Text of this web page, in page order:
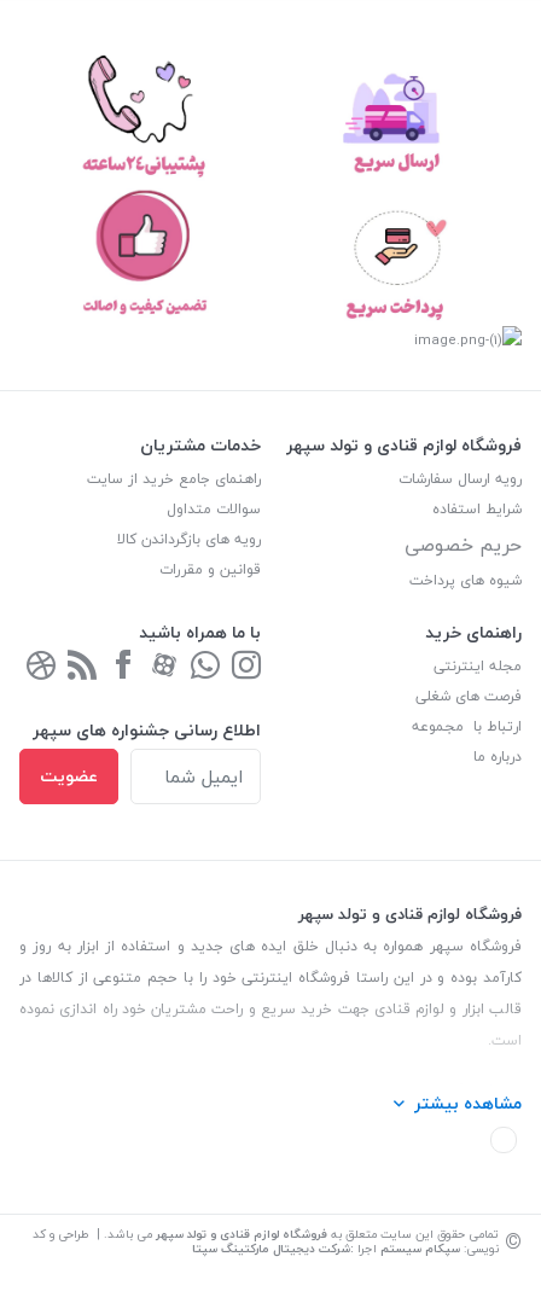
فروشگاه لوازم قنادی و تولد سپهر
رویه ارسال سفارشات
شرایط استفاده
حریم خصوصی
شیوه های پرداخت
خدمات مشتریان
راهنمای جامع خرید از سایت
سوالات متداول
رویه های بازگرداندن کالا
قوانین و مقررات
راهنمای خرید
مجله اینترنتی
فرصت های شغلی
ارتباط با مجموعه
درباره ما
با ما همراه باشید
اطلاع رسانی جشنواره های سپهر
عضویت
فروشگاه لوازم قنادی و تولد سپهر
فروشگاه سپهر همواره به دنبال خلق ایده های جدید و استفاده از ابزار به روز و
کارآمد بوده و در این راستا فروشگاه اینترنتی خود را با حجم متنوعی از کالاها در
قالب ابزار و لوازم قنادی جهت خرید سریع و راحت مشتریان خود راه اندازی نموده
است.
این فروشگاه تمام تلاش خود را نموده تا کالاهایی با کیفیت و با حداقل قیمت
عرضه نماید.
مشاهده بیشتر
© تمامی حقوق این سایت متعلق بهفروشگاه لوازم قنادی و تولد سپهر می باشد. | طراحی و کد
نویسی: سپکام سیستم اجرا :شرکت دیجیتال مارکتینگ سپتا